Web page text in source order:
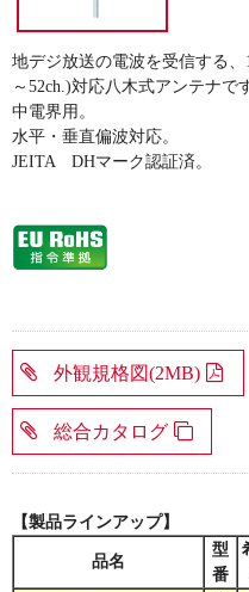
地デジ放送の電波を受信する
～52ch.)対応八木式アンテナで
中電界用。
水平・垂直偏波対応。
JEITA DHマーク認証済。
外観規格図(2MB)
総合カタログ
【製品ラインアップ】
品名
型
番